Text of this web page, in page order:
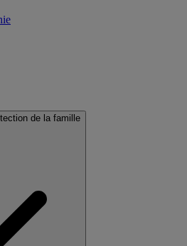
de la famille